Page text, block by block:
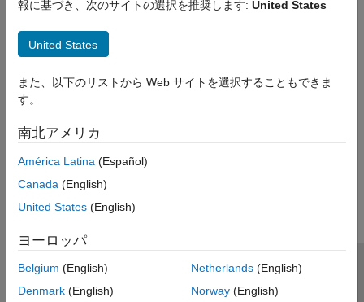
報に基づき、次のサイトの選択を推奨します: United States
United States
また、以下のリストから Web サイトを選択することもできま
す。
南北アメリカ
América Latina (Español)
Canada (English)
United States (English)
ヨーロッパ
Belgium (English)
Denmark (English)
Netherlands(English)
Norway(English)
トラストセンター
プライバシー ポリシー
違法コピー防止
アプリケーション ステータス